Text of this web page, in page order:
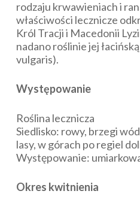
rodzaju krwawieniach i
właściwości lecznicze
Król Tracji i Macedonii
nadano roślinie jej
vulgaris).
Występowanie
Roślina lecznicza
Siedlisko: rowy, brzegi
lasy, w górach po regiel
Występowanie:
Okres kwitnienia